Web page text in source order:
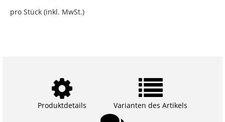
pro Stück (inkl. MwSt.)
Produktdetails Varianten des Artikels